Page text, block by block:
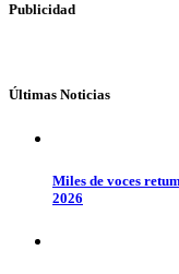
Publicidad
Últimas Noticias
Miles de voces
2026